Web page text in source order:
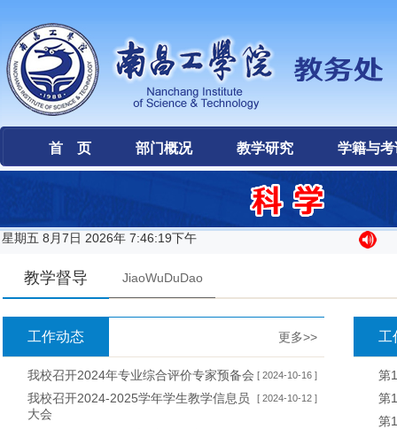
首 页 部门概况 教学研究 学籍与考
星期五 8月7日 2026年 7:46:19下午
教学督导 JiaoWuDuDao
工作动态 更多>>
[ 2024-10-16 ]
我校召开2024年专业综合评价专家预备会
[ 2024-10-12 ]
我校召开2024-2025学年学生教学信息员
大会
工
第
第
第